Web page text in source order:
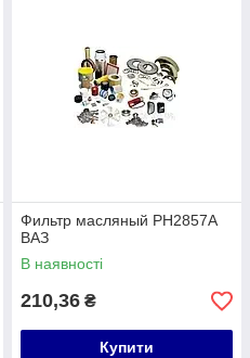
Фильтр масляный PH2857A
ВАЗ
В наявності
210,36 ₴
Купити